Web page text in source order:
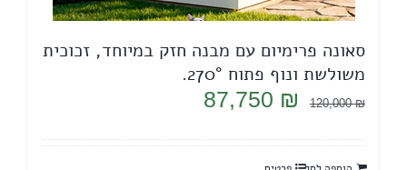
סאונה פרימיום עם מבנה חזק במיוחד, זכוכית
משולשת ונוף פתוח 270°.
120,000₪
המחיר
היה:
87,750 ₪
המחיר
הוא: